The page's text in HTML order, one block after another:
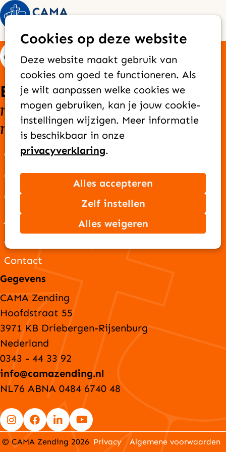
Cookies op deze website
Deze website maakt gebruik van
cookies om goed te functioneren. Als
je wilt aanpassen welke cookies we
mogen gebruiken, kan je jouw cookie-
instellingen wijzigen. Meer informatie
is beschikbaar in onze
privacyverklaring.
Alles accepteren
Zelf instellen
Alles weigeren
Elke dag bereiken we
nieuwe mensen met het goede
nieuws van Jezus
Over CAMA Zending
Onze missie
Ons team
Jaarverslag
ANBI-gegevens
Contact
Gegevens
CAMA Zending
Hoofdstraat 55
3971 KB Driebergen-Rijsenburg
Nederland
0343 - 44 33 92
info@camazending.nl
NL76 ABNA 0484 6740 48
Go
Go
Go
Go
© CAMA Zending 2026 Privacy Algemene voorwaarden